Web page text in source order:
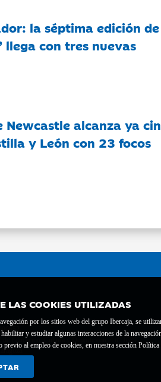
LAS COOKIES UTILIZADAS
por los sitios web del grupo Ibercaja, se
y estudiar algunas interacciones de la
al empleo de cookies, en nuestra sección Política
la séptima edición de
llega con tres nuevas
Newcastle alcanza ya
y León con 23 focos
Educación, Cultura y Deporte con el nº 1689.